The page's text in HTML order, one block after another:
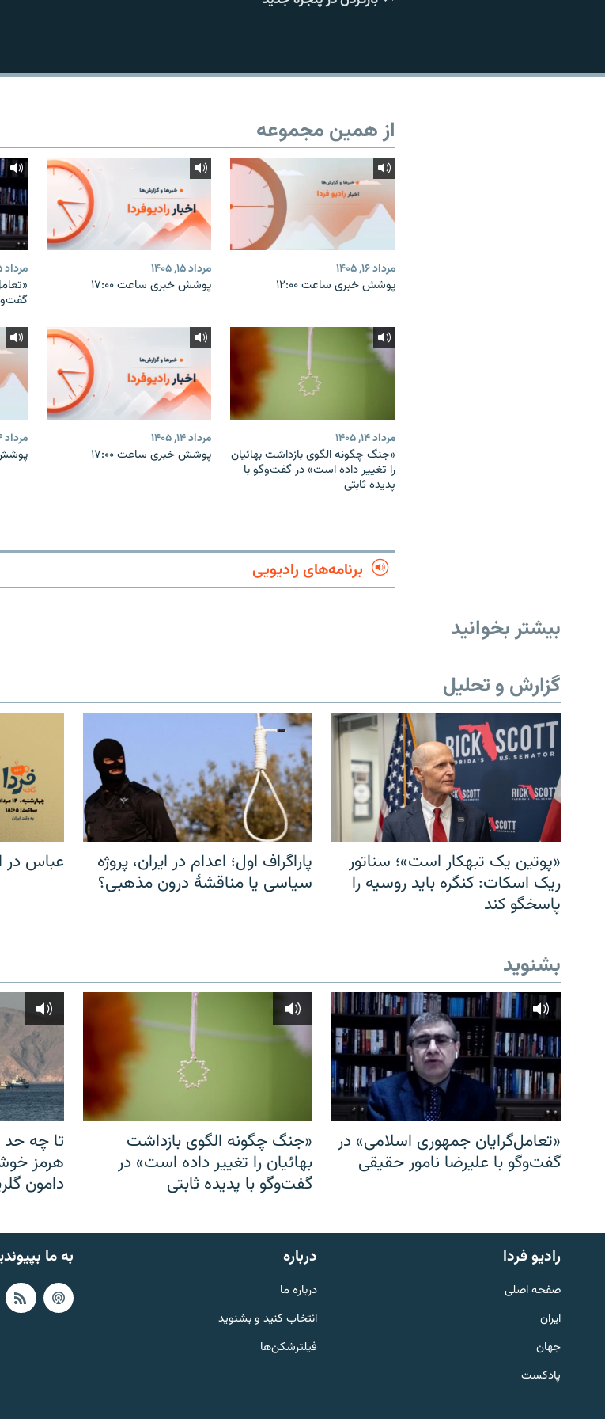
English
به ما بپیوندید
از همین مجموعه
مرداد ۱۶, ۱۴۰۵
پوشش خبری ساعت ۱۲:۰۰
مرداد ۱۵, ۱۴۰۵
پوشش خبری ساعت ۱۷:۰۰
مرداد ۱۵, ۱۴۰۵
مرداد ۱۴, ۱۴۰۵
«جنگ چگونه الگوی بازداشت بهائیان
را تغییر داده است» در گفت‌وگو با
پدیده ثابتی
مرداد ۱۴, ۱۴۰۵
پوشش خبری ساعت ۱۷:۰۰
مرداد ۱۴, ۱۴۰۵
پوشش
برنامه‌های رادیویی
بیشتر بخوانید
گزارش و تحلیل
«پوتین یک تبهکار است»؛ سناتور
ریک اسکات: کنگره باید روسیه را
پاسخگو کند
پاراگراف اول؛ اعدام در ایران، پروژه
سیاسی یا مناقشهٔ درون مذهبی؟
عباس در
بشنوید
«تعامل‌گرایان جمهوری اسلامی» در
گفت‌وگو با علیرضا نامور حقیقی
«جنگ چگونه الگوی بازداشت
بهائیان را تغییر داده است» در
گفت‌وگو با پدیده ثابتی
تا چه حد
هرمز
دامون
به ما رادیو فردا
صفحه اصلی
ایران
جهان
پادکست
درباره
درباره ما
انتخاب کنید و بشنوید
فیلترشکن‌ها